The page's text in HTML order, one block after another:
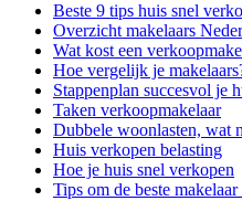
Beste 9 tips huis snel
Overzicht makelaars
Wat kost een
Hoe vergelijk je
Stappenplan succesvol je
Taken verkoopmakelaar
Dubbele woonlasten, wat
Huis verkopen belasting
Hoe je huis snel verkopen
Tips om de beste